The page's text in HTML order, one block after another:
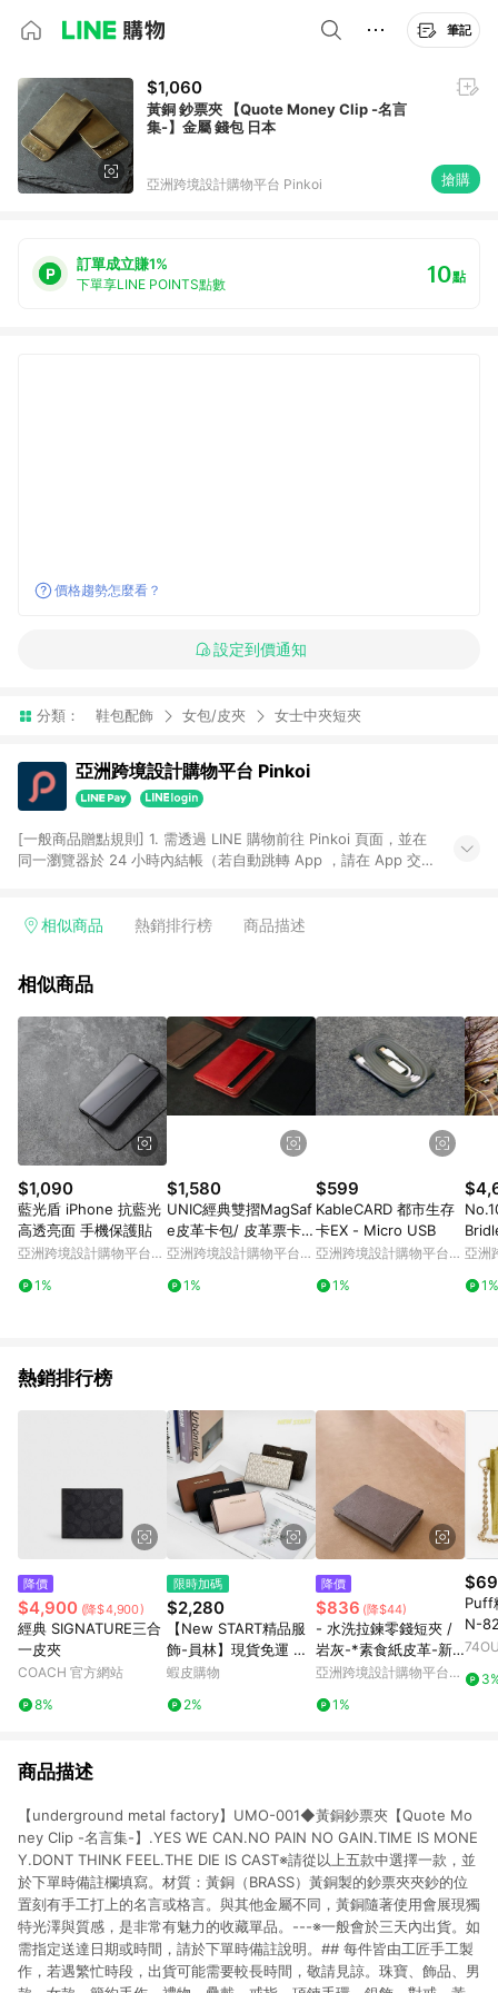
筆記
$1,060
黃銅 鈔票夾 【Quote Money Clip -名言
集-】金屬 錢包 日本
亞洲跨境設計購物平台 Pinkoi 搶購
訂單成立賺1%
下單享LINE POINTS點數 10點
價格趨勢怎麼看？
設定到價通知
分類： 鞋包配飾 女包/皮夾 女士中夾短夾
亞洲跨境設計購物平台 Pinkoi
[一般商品贈點規則] 1. 需透過 LINE 購物前往 Pinkoi 頁面，並在
同一瀏覽器於 24 小時內結帳（若自動跳轉 App ，請在 App 交
回饋訂單不得享有 Pinkoi 站方優惠，例如首購優惠，P coins，
行為，不具贈點資格，部分退款不在此限。 6. APP 請更新至
貨後 45 天後發送。 8. 群眾募資商品，禮物卡，開館保證金，補
運費，攤位費等不具贈點資格。 9. LINE 購物站上之商品規格、
顏色、價位、贈品如與 Pinkoi 商品資訊頁及購物車不符，以
Pinkoi 購物商品資訊頁及購物車標示為準。 10. 點數紅包使用規
則請以點數紅包活動說明為準。 11. 若於 LINE 購物前往 Pinkoi
頁面後才首次下載 Pinkoi APP 並完成訂單，不符合導購資格；承
上，首次下載 Pinkoi APP 後，需透過 LINE 購物前往 Pinkoi 頁
面，方享導購資格。
相似商品 熱銷排行榜 商品描述
相似商品
$1,090
藍光盾 iPhone 抗藍光
高透亮面 手機保護貼
亞洲跨境設計購物平台
1%
$1,580
UNIC經典雙摺MagSaf
e皮革卡包/ 皮革票卡
夾/ 短夾【可客製化】
亞洲跨境設計購物平台
1%
$599
KableCARD 都市生存
卡EX - Micro USB
亞洲跨境設計購物平台
1%
亞洲
1%
熱銷排行榜
降價
$4,900 (降$4,900)
經典 SIGNATURE三合
一皮夾
COACH 官方網站
8%
限時加碼
$2,280
【New START精品服
飾-員林】現貨免運 Mi
chael Kors MK 零錢袋
親節
蝦皮購物
2%
降價
$836 (降$44)
- 水洗拉鍊零錢短夾 /
岩灰-*素食紙皮革-新
品
亞洲跨境設計購物平台
1%
Puff
N-
商品描述
【underground metal factory】UMO-001◆黃銅鈔票夾【Quote Mo
ney Clip -名言集-】.YES WE CAN.NO PAIN NO GAIN.TIME IS MONE
Y.DONT THINK FEEL.THE DIE IS CAST※請從以上五款中選擇一款，並
於下單時備註欄填寫。材質：黃銅（BRASS）黃銅製的鈔票夾夾鈔的位
置刻有手工打上的名言或格言。與其他金屬不同，黃銅隨著使用會展現獨
特光澤與質感，是非常有魅力的收藏單品。---※一般會於三天內出貨。如
需指定送達日期或時間，請於下單時備註說明。## 每件皆由工匠手工製
作，若遇繁忙時段，出貨可能需要較長時間，敬請見諒。珠寶、飾品、男